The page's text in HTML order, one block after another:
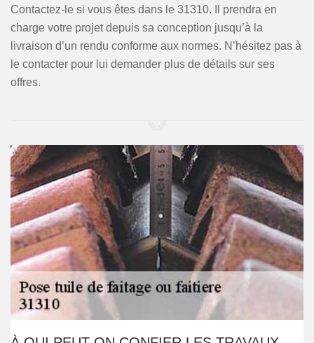
Contactez-le si vous êtes dans le 31310. Il prendra en
charge votre projet depuis sa conception jusqu’à la
livraison d’un rendu conforme aux normes. N’hésitez pas à
le contacter pour lui demander plus de détails sur ses
offres.